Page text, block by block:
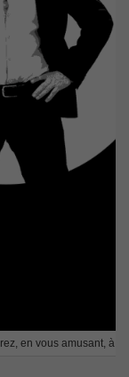
en vous amusant, à